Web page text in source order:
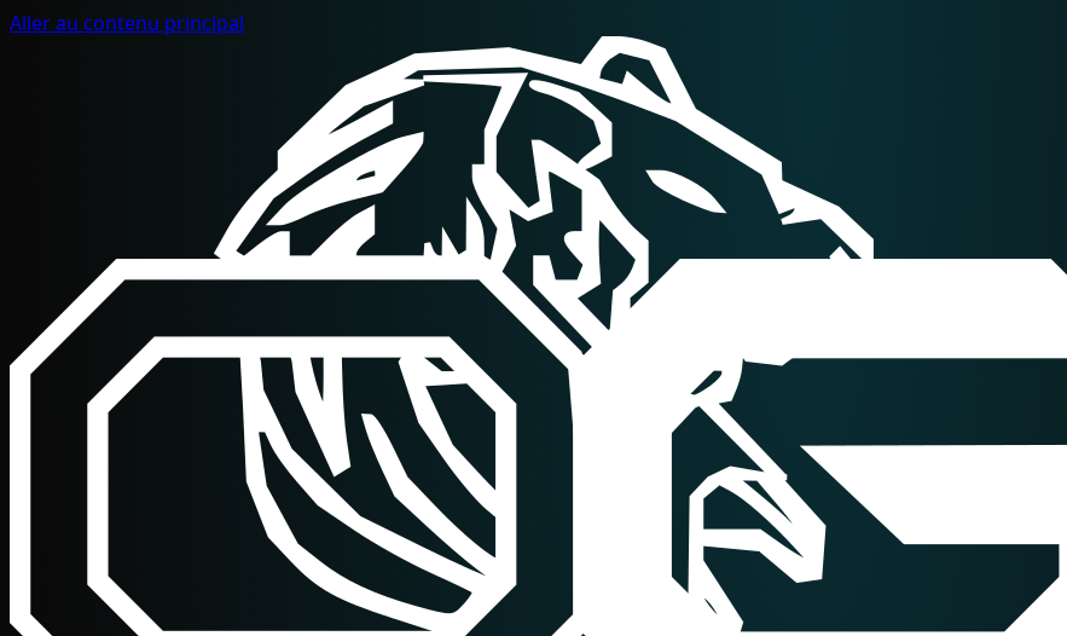
Aller au contenu principal